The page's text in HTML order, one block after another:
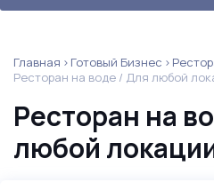
Главная Готовый Бизнес
Ресторан на воде / Для любой
Ресторан на
любой